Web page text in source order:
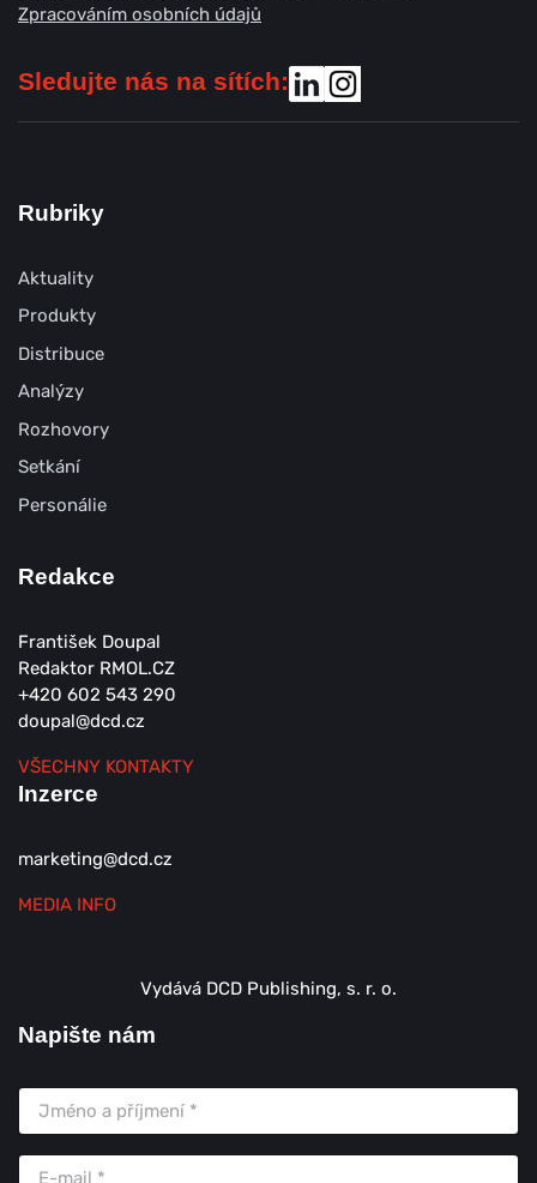
Zpracováním osobních údajů
Sledujte nás na sítích:
Rubriky
Aktuality
Produkty
Distribuce
Analýzy
Rozhovory
Setkání
Personálie
Redakce
František Doupal
Redaktor RMOL.CZ
+420 602 543 290
doupal@dcd.cz
VŠECHNY KONTAKTY
Inzerce
marketing@dcd.cz
MEDIA INFO
Vydává DCD Publishing, s. r. o.
Napište nám